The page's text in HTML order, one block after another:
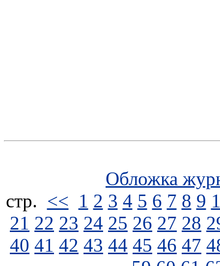
Обложка
стp. << 1 2 3 4 5 6 7 8 9
21 22 23 24 25 26 27 28
40 41 42 43 44 45 46 47